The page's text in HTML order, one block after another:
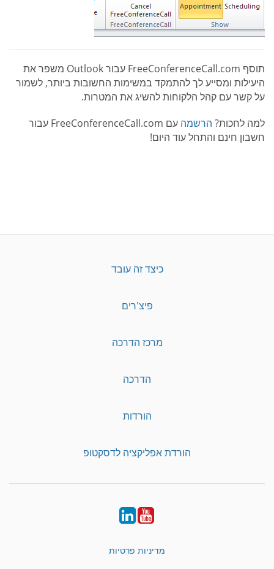
תוסף FreeConferenceCall.com עבור Outlook משפר את
היעילות ומסייע לך להתמקד במשימות החשובות ביותר, לשמור
על קשר עם קהל הלקוחות להשיג את המטרות.
למה לחכות? הרשמה
עם FreeConferenceCall.com עבור
חשבון חינם והתחל עוד היום!
כיצד זה עובד
פיצ'רים
מרכז הדרכה
הדרכה
הורדות
הורדת אפליקציה לדסקטופ
YouTube
LinkedIn
מדיניות פרטיות